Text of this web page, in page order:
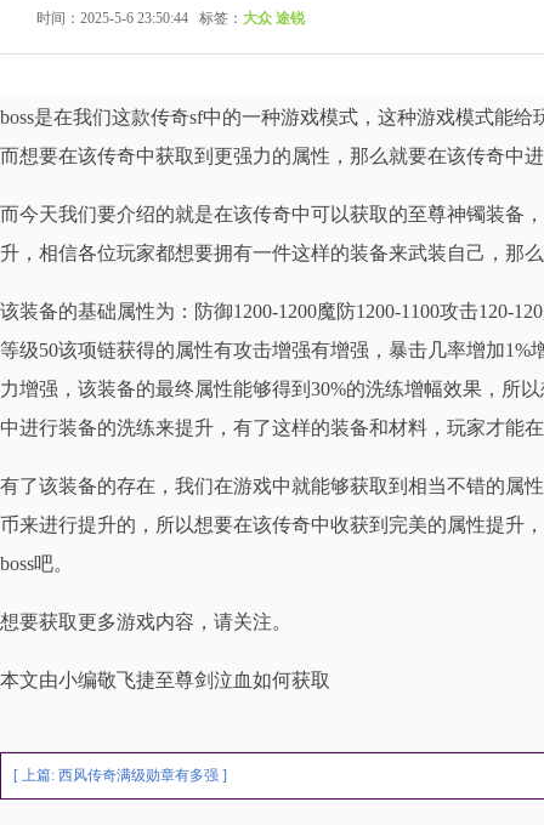
时间：2025-5-6 23:50:44 标签： 大众 途锐
boss是在我们这款传奇sf中的一种游戏模式，这种游戏模式能
而想要在该传奇中获取到更强力的属性，那么就要在该传奇中
而今天我们要介绍的就是在该传奇中可以获取的至尊神镯装备
升，相信各位玩家都想要拥有一件这样的装备来武装自己，那
该装备的基础属性为：防御1200-1200魔防1200-1100攻击120-
等级50该项链获得的属性有攻击增强有增强，暴击几率增加
力增强，该装备的最终属性能够得到30%的洗练增幅效果，所
中进行装备的洗练来提升，有了这样的装备和材料，玩家才能
有了该装备的存在，我们在游戏中就能够获取到相当不错的属
币来进行提升的，所以想要在该传奇中收获到完美的属性提升
boss吧。
想要获取更多游戏内容，请关注。
本文由小编敬飞捷至尊剑泣血如何获取
[ 上篇: 西风传奇满级勋章有多强 ]